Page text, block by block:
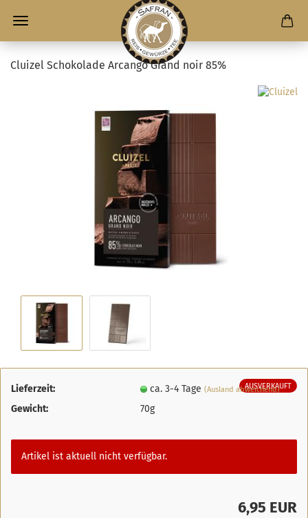
Cluizel Schokolade Arcango Grand noir 85%
AUSVERKAUFT
Lieferzeit: ca. 3-4 Tage(Ausland abweichend)
Gewicht: 70g
Artikel ist aktuell nicht verfügbar.
6,95 EUR